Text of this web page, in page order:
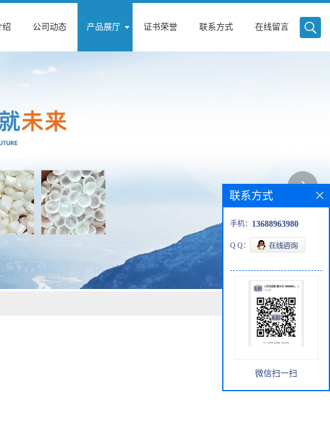
绍 公司动态 产品展厅 证书荣誉 联系方式 在线留言
联系方式
手机： 13688963980
Q Q：
微信扫一扫